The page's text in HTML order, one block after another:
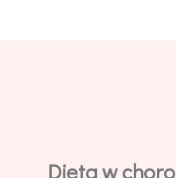
Dieta w